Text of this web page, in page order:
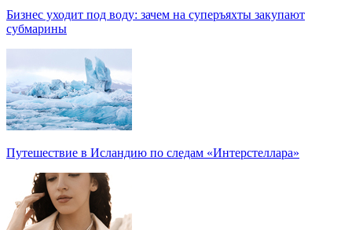
Бизнес уходит под воду: зачем на суперъяхты закупают
субмарины
Путешествие в Исландию по следам «Интерстеллара»